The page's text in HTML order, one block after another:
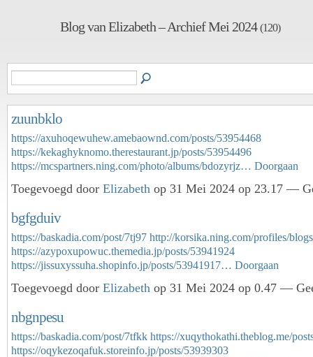
Blog van Elizabeth – Archief Mei 2024(120)
zuunbklo
https://axuhoqewuhew.amebaownd.com/posts/53954468
https://kekaghyknomo.therestaurant.jp/posts/53954496
https://mcspartners.ning.com/photo/albums/bdozyrjz… Doorgaan
Toegevoegd door Elizabeth op 31 Mei 2024 op 23.17 —
bgfgduiv
https://baskadia.com/post/7tj97 http://korsika.ning.com/profiles/
https://azypoxupowuc.themedia.jp/posts/53941924
https://jissuxyssuha.shopinfo.jp/posts/53941917… Doorgaan
Toegevoegd door Elizabeth op 31 Mei 2024 op 0.47 —
nbgnpesu
https://baskadia.com/post/7tfkk https://xuqythokathi.theblog.me/
https://oqykezoqafuk.storeinfo.jp/posts/53939303